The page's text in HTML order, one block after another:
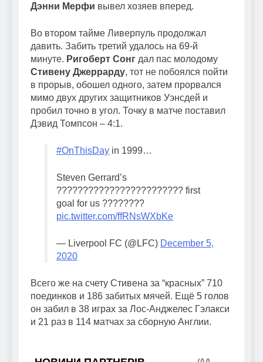
Дэнни Мерфи вывел хозяев вперед.
Во втором тайме Ливерпуль продолжал
давить. Забить третий удалось на 69-й
минуте. Ригоберт Сонг дал пас молодому
Стивену Джеррарду, тот не побоялся пойти
в прорыв, обошел одного, затем прорвался
мимо двух других защитников Уэнсдей и
пробил точно в угол. Точку в матче поставил
Дэвид Томпсон – 4:1.
#OnThisDay in 1999…
Steven Gerrard’s
???????????????????????? first
goal for us ????????
pic.twitter.com/ffRNsWXbKe
— Liverpool FC (@LFC) December 5,
2020
Всего же на счету Стивена за “красных” 710
поединков и 186 забитых мячей. Ещё 5 голов
он забил в 38 играх за Лос-Анджелес Гэлакси
и 21 раз в 114 матчах за сборную Англии.